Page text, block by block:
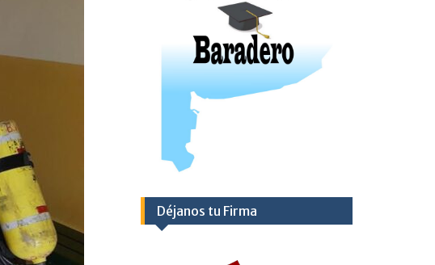
Déjanos tu Firma